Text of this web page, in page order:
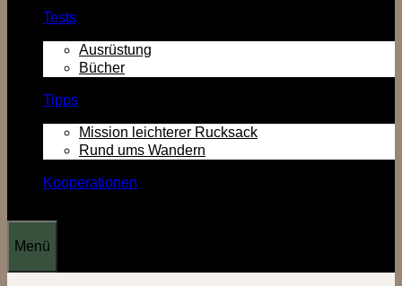
Tests
Ausrüstung
Bücher
Tipps
Mission leichterer Rucksack
Rund ums Wandern
Kooperationen
Menü